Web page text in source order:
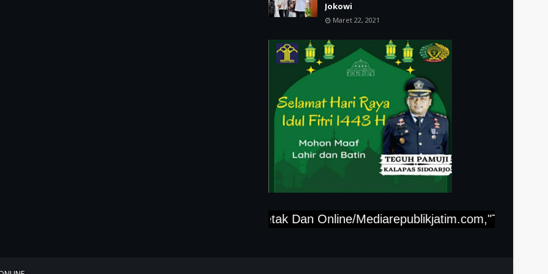
Jokowi
Maret 22, 2021
Media Cetak Dan Online/Mediarepublikjatim.com,"Tlp-(812-3008-